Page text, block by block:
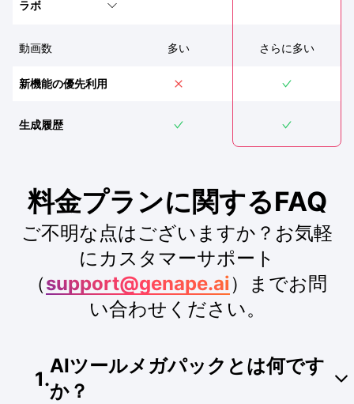
ラボ
動画数
新機能の優先利用
生成履歴
多い さらに多い
料金プランに関するFAQ
ご不明な点はございますか？お気軽
にカスタマーサポート
（support@genape.ai）までお問
い合わせください。
1.
AIツールメガパックとは何です
か？